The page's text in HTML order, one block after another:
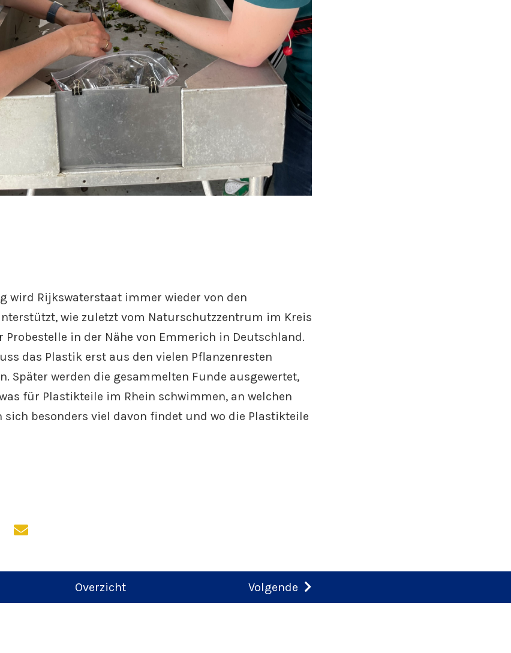
wird Rijkswaterstaat immer wieder von den
wie zuletzt vom Naturschutzzentrum im Kreis
Probestelle in der Nähe von Emmerich in Deutschland.
das Plastik erst aus den vielen Pflanzenresten
Später werden die gesammelten Funde ausgewertet,
für Plastikteile im Rhein schwimmen, an welchen
sich besonders viel davon findet und wo die Plastikteile
Overzicht Volgende